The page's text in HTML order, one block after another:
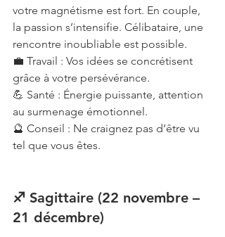
votre magnétisme est fort. En couple,
la passion s’intensifie. Célibataire, une
rencontre inoubliable est possible.
💼 Travail : Vos idées se concrétisent
grâce à votre persévérance.
💪 Santé : Énergie puissante, attention
au surmenage émotionnel.
🔮 Conseil : Ne craignez pas d’être vu
tel que vous êtes.
♐ Sagittaire (22 novembre –
21 décembre)